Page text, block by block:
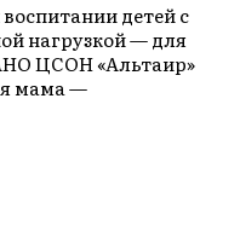
детей с
нагрузкой — для
ЦСОН «Альтаир»
мама —